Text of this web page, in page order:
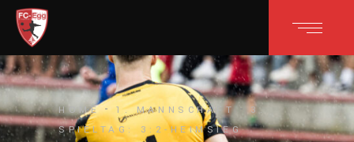
HOME 1. MANNSCHAFT
3.
SPIELTAG: 3:2-HEIMSIEG